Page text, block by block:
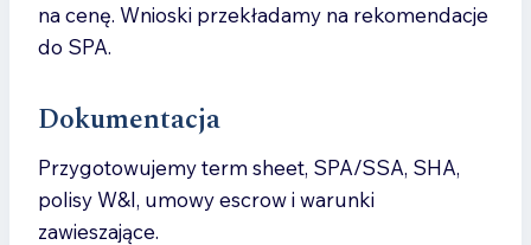
na cenę. Wnioski przekładamy na rekomendacje
do SPA.
Dokumentacja
Przygotowujemy term sheet, SPA/SSA, SHA,
polisy W&I, umowy escrow i warunki
zawieszające.